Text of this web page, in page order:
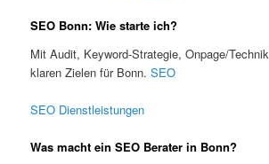
SEO Bonn: Wie starte ich?
Mit Audit, Keyword-Strategie, Onpage/
klaren Zielen für Bonn.SEO
SEO Dienstleistungen
Was macht ein SEO Berater in Bonn?